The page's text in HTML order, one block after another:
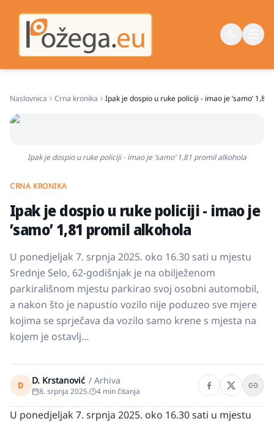
Život
Naslovnica Crna kronika Ipak je dospio u ruke policiji - imao je ʼsamoʼ
Ipak je dospio u ruke policiji - imao je ʼsamoʼ 1,81 promil alkohola
CRNA KRONIKA
Ipak je dospio u ruke policiji - imao je
ʼsamoʼ 1,81 promil alkohola
U ponedjeljak 7. srpnja 2025. oko 16.30 sati u mjestu
Srednje Selo, 62-godišnjak je na obilježenom
parkirališnom mjestu parkirao svoj osobni automobil,
a nakon što je napustio vozilo nije poduzeo sve mjere
kojima se sprječava da vozilo samo krene s mjesta na
kojem je ostavlj…
D D. Krstanović / Arhiva
8. srpnja 2025. 4 min čitanja
U ponedjeljak 7. srpnja 2025. oko 16.30 sati u mjestu